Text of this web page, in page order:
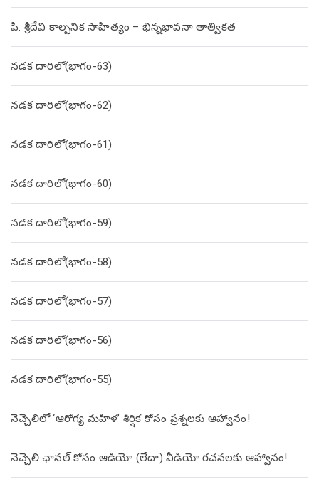
పి. శ్రీదేవి కాల్పనిక సాహిత్యం – భిన్నభావనా తాత్వికత
నడక దారిలో(భాగం-63)
నడక దారిలో(భాగం-62)
నడక దారిలో(భాగం-61)
నడక దారిలో(భాగం-60)
నడక దారిలో(భాగం-59)
నడక దారిలో(భాగం-58)
నడక దారిలో(భాగం-57)
నడక దారిలో(భాగం-56)
నడక దారిలో(భాగం-55)
నెచ్చెలిలో ‘ఆరోగ్య మహిళ’ శీర్షిక కోసం ప్రశ్నలకు ఆహ్వానం!
నెచ్చెలి ఛానల్ కోసం ఆడియో (లేదా) వీడియో రచనలకు ఆహ్వానం!